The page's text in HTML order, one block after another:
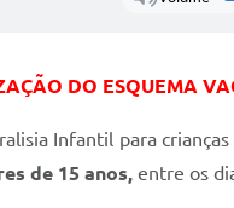
DO ESQUEMA
Infantil para crianças
de 15 anos, entre os